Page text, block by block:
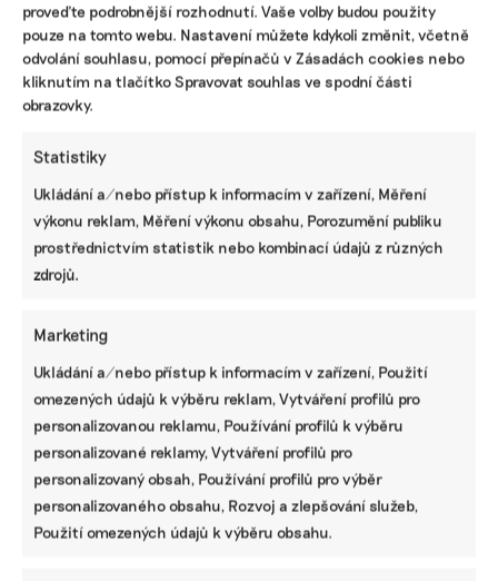
proveďte podrobnější rozhodnutí. Vaše volby budou použity
pouze na tomto webu. Nastavení můžete kdykoli změnit, včetně
odvolání souhlasu, pomocí přepínačů v Zásadách cookies nebo
kliknutím na tlačítko Spravovat souhlas ve spodní části
obrazovky.
Statistiky
Ukládání a/nebo přístup k informacím v zařízení, Měření
výkonu reklam, Měření výkonu obsahu, Porozumění publiku
prostřednictvím statistik nebo kombinací údajů z různých
zdrojů.
Marketing
Ukládání a/nebo přístup k informacím v zařízení, Použití
omezených údajů k výběru reklam, Vytváření profilů pro
personalizovanou reklamu, Používání profilů k výběru
personalizované reklamy, Vytváření profilů pro
personalizovaný obsah, Používání profilů pro výběr
personalizovaného obsahu, Rozvoj a zlepšování služeb,
Použití omezených údajů k výběru obsahu.
Pomozte udržet důležité
informace dostupné všem.
která by jinak nevznikla.
Přispějte na vznik obsahu.